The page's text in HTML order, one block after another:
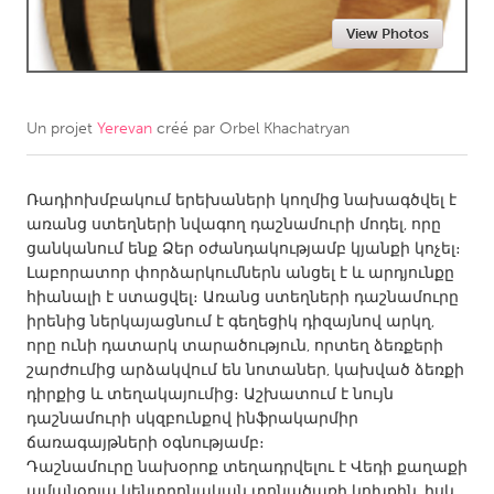
CANADA
Newmarket
Ottawa
South Shore
Toronto
MALAYSIA
Kuala Lumpur
NETHERLANDS
Leiden
Rotterdam
Utrecht
View Photos
Un projet Yerevan créé par Orbel Khachatryan
Ռադիոխմբակում երեխաների կողմից նախագծվել է
առանց ստեղների նվագող դաշնամուրի մոդել, որը
ցանկանում ենք Ձեր օժանդակությամբ կյանքի կոչել։
Լաբորատոր փորձարկումներն անցել է և արդյունքը
հիանալի է ստացվել։ Առանց ստեղների դաշնամուրը
իրենից ներկայացնում է գեղեցիկ դիզայնով արկղ,
որը ունի դատարկ տարածություն, որտեղ ձեռքերի
շարժումից արձակվում են նոտաներ, կախված ձեռքի
դիրքից և տեղակայումից։ Աշխատում է նույն
դաշնամուրի սկզբունքով ինֆրակարմիր
ճառագայթների օգնությամբ։
Դաշնամուրը նախօրոք տեղադրվելու է Վեդի քաղաքի